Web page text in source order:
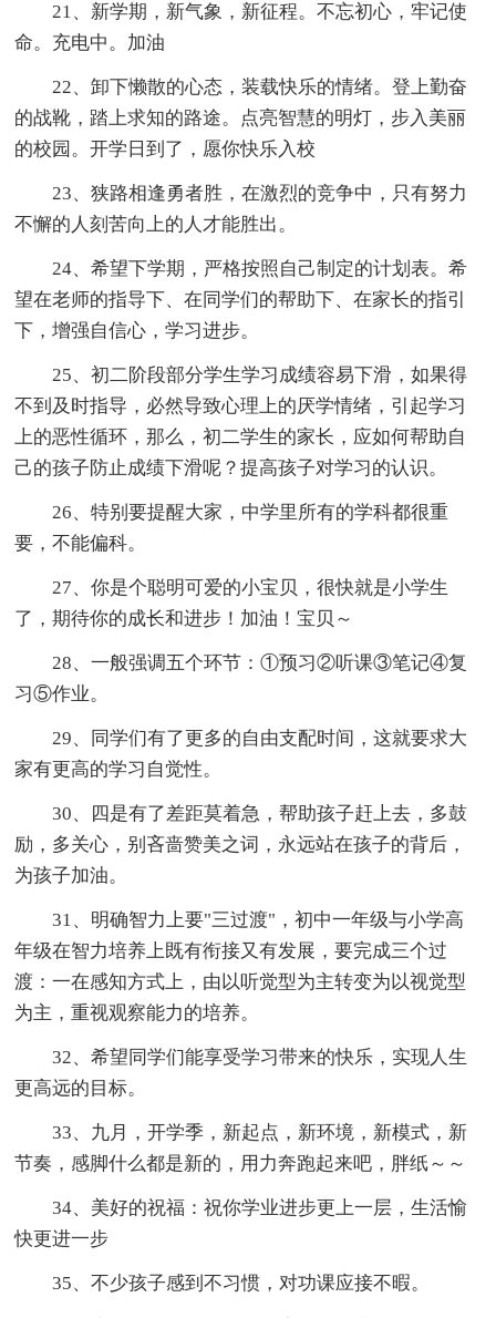
21、新学期，新气象，新征程。不忘初心，牢记使
命。充电中。加油
22、卸下懒散的心态，装载快乐的情绪。登上勤奋
的战靴，踏上求知的路途。点亮智慧的明灯，步入美丽
的校园。开学日到了，愿你快乐入校
23、狭路相逢勇者胜，在激烈的竞争中，只有努力
不懈的人刻苦向上的人才能胜出。
24、希望下学期，严格按照自己制定的计划表。希
望在老师的指导下、在同学们的帮助下、在家长的指引
下，增强自信心，学习进步。
25、初二阶段部分学生学习成绩容易下滑，如果得
不到及时指导，必然导致心理上的厌学情绪，引起学习
上的恶性循环，那么，初二学生的家长，应如何帮助自
己的孩子防止成绩下滑呢？提高孩子对学习的认识。
26、特别要提醒大家，中学里所有的学科都很重
要，不能偏科。
27、你是个聪明可爱的小宝贝，很快就是小学生
了，期待你的成长和进步！加油！宝贝～
28、一般强调五个环节：①预习②听课③笔记④复
习⑤作业。
29、同学们有了更多的自由支配时间，这就要求大
家有更高的学习自觉性。
30、四是有了差距莫着急，帮助孩子赶上去，多鼓
励，多关心，别吝啬赞美之词，永远站在孩子的背后，
为孩子加油。
31、明确智力上要"三过渡"，初中一年级与小学高
年级在智力培养上既有衔接又有发展，要完成三个过
渡：一在感知方式上，由以听觉型为主转变为以视觉型
为主，重视观察能力的培养。
32、希望同学们能享受学习带来的快乐，实现人生
更高远的目标。
33、九月，开学季，新起点，新环境，新模式，新
节奏，感脚什么都是新的，用力奔跑起来吧，胖纸～～
34、美好的祝福：祝你学业进步更上一层，生活愉
快更进一步
35、不少孩子感到不习惯，对功课应接不暇。